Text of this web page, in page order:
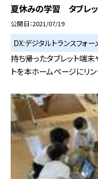
夏休みの学習 タブレ
公開日 2021/07/19
DX:デジタルトランスフォー
持ち帰ったタブレット端
トを本ホームページにリ